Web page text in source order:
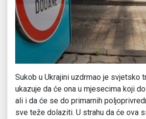
Sukob u Ukrajini uzdrmao je svjetsko
ukazuje da će ona u mjesecima koji
ali i da će se do primarnih
sve teže dolaziti. U strahu da će ova